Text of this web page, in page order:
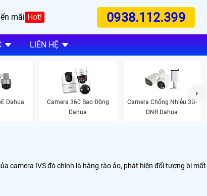
mãi Hot! 0938.112.399
LIÊN HỆ
Dahua
Camera 360 Bao Động
Dahua
Camera Chống Nhiễu 3D-
DNR Dahua
camera IVS đó chính là hàng rào ảo, phát hiện đối tượng bị mất